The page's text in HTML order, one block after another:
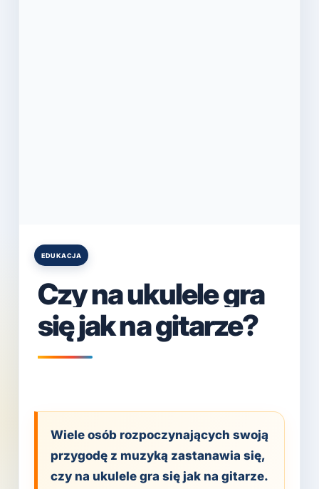
Posted
EDUKACJA
Czy na ukulele gra
się jak na gitarze?
Wiele osób rozpoczynających swoją
przygodę z muzyką zastanawia się,
czy na ukulele gra się jak na gitarze.